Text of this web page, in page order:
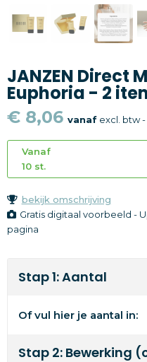
Kantoorartikelen
Textiel
Thema
Merken
JANZEN Direct
Euphoria - 2
€ 8,06 vanafexcl. btw -
Vanaf
10 st.
bekijk omschrijving
Gratis digitaal voorbeeld -
pagina
Stap 1: Aantal
Of vul hier je aantal in:
Stap 2: Bewerking